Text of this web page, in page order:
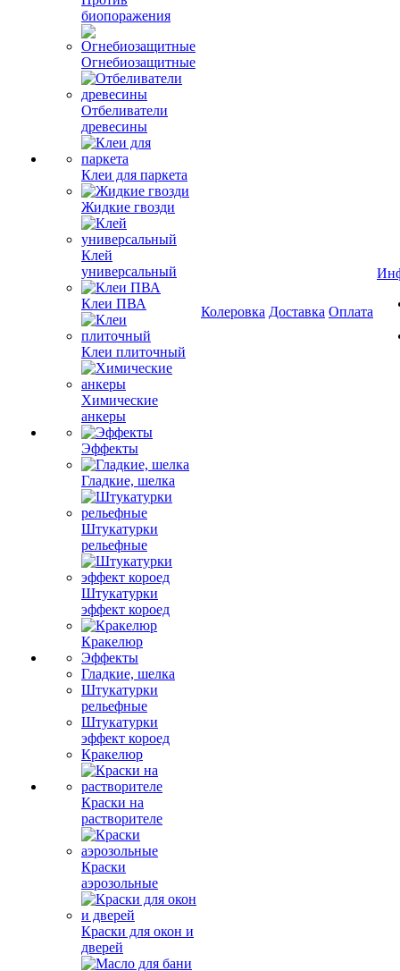
биопоражения
Огнебиозащитные
Отбеливатели
древесины
Клеи для паркета
Жидкие гвозди
Клей
универсальный
Клеи ПВА
Клеи плиточный
Химические
анкеры
Эффекты
Гладкие, шелка
Штукатурки
рельефные
Штукатурки
эффект короед
Кракелюр
Эффекты
Гладкие, шелка
Штукатурки
рельефные
Штукатурки
эффект короед
Кракелюр
Краски на
растворителе
Краски
аэрозольные
Краски для окон и
дверей
Колеровка Доставка Оплата